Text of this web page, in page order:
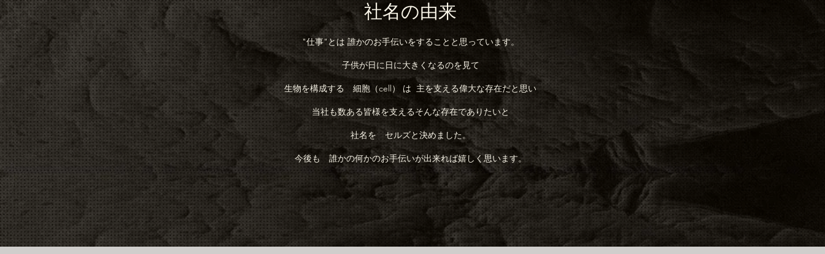
社名の由来
"仕事"とは 誰かのお手伝いをすることと思っています。
子供が日に日に大きくなるのを見て
生物を構成する 細胞（cell） は 主を支える偉大な存在だと思い
当社も数ある皆様を支えるそんな存在でありたいと
社名を セルズと決めました。
今後も 誰かの何かのお手伝いが出来れば嬉しく思います。